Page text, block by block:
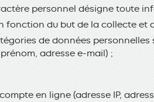
personnel désigne
fonction du but de la collecte et
de données personnelles
adresse e-mail) ;
en ligne (adresse IP,